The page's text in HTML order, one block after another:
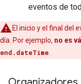
eventos de
El inicio y el final del
día. Por ejemplo, no es
end.dateTime